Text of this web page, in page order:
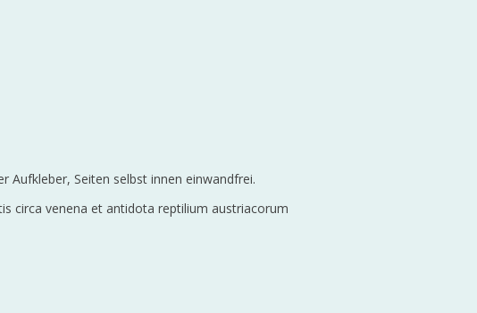
Aufkleber, Seiten selbst innen einwandfrei.
circa venena et antidota reptilium austriacorum